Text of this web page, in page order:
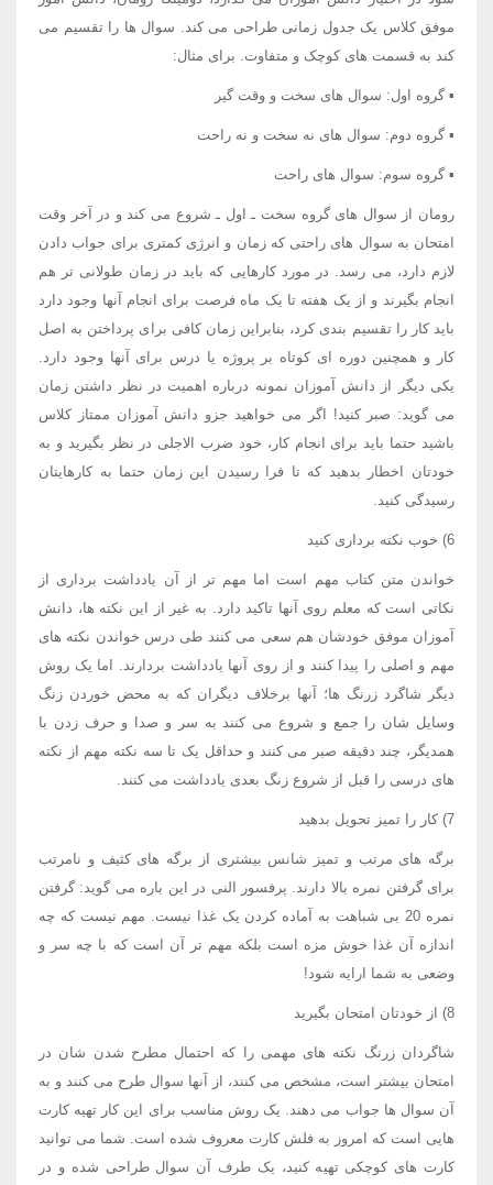
موفق کلاس یک جدول زمانی طراحی می کند. سوال ها را تقسیم می
کند به قسمت های کوچک و متفاوت. برای مثال:
▪ گروه اول: سوال های سخت و وقت گیر
▪ گروه دوم: سوال های نه سخت و نه راحت
▪ گروه سوم: سوال های راحت
رومان از سوال های گروه سخت ـ اول ـ شروع می کند و در آخر وقت
امتحان به سوال های راحتی که زمان و انرژی کمتری برای جواب دادن
لازم دارد، می رسد. در مورد کارهایی که باید در زمان طولانی تر هم
انجام بگیرند و از یک هفته تا یک ماه فرصت برای انجام آنها وجود دارد
باید کار را تقسیم بندی کرد، بنابراین زمان کافی برای پرداختن به اصل
کار و همچنین دوره ای کوتاه بر پروژه یا درس برای آنها وجود دارد.
یکی دیگر از دانش آموزان نمونه درباره اهمیت در نظر داشتن زمان
می گوید: صبر کنید! اگر می خواهید جزو دانش آموزان ممتاز کلاس
باشید حتما باید برای انجام کار، خود ضرب الاجلی در نظر بگیرید و به
خودتان اخطار بدهید که تا فرا رسیدن این زمان حتما به کارهایتان
رسیدگی کنید.
6) خوب نکته برداری کنید
خواندن متن کتاب مهم است اما مهم تر از آن یادداشت برداری از
نکاتی است که معلم روی آنها تاکید دارد. به غیر از این نکته ها، دانش
آموزان موفق خودشان هم سعی می کنند طی درس خواندن نکته های
مهم و اصلی را پیدا کنند و از روی آنها یادداشت بردارند. اما یک روش
دیگر شاگرد زرنگ ها؛ آنها برخلاف دیگران که به محض خوردن زنگ
وسایل شان را جمع و شروع می کنند به سر و صدا و حرف زدن با
همدیگر، چند دقیقه صبر می کنند و حداقل یک تا سه نکته مهم از نکته
های درسی را قبل از شروع زنگ بعدی یادداشت می کنند.
7) کار را تمیز تحویل بدهید
برگه های مرتب و تمیز شانس بیشتری از برگه های کثیف و نامرتب
برای گرفتن نمره بالا دارند. پرفسور النی در این باره می گوید: گرفتن
نمره 20 بی شباهت به آماده کردن یک غذا نیست. مهم نیست که چه
اندازه آن غذا خوش مزه است بلکه مهم تر آن است که با چه سر و
وضعی به شما ارایه شود!
8) از خودتان امتحان بگیرید
شاگردان زرنگ نکته های مهمی را که احتمال مطرح شدن شان در
امتحان بیشتر است، مشخص می کنند، از آنها سوال طرح می کنند و به
آن سوال ها جواب می دهند. یک روش مناسب برای این کار تهیه کارت
هایی است که امروز به فلش کارت معروف شده است. شما می توانید
کارت های کوچکی تهیه کنید، یک طرف آن سوال طراحی شده و در